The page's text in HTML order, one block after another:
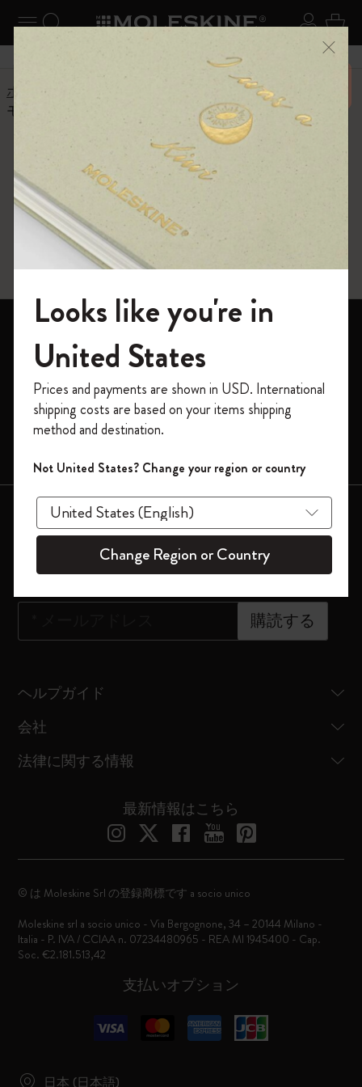
ナビゲーションの切替 ログ
検索 (キーワードなど) カ
6,500円以上のご購入で送料無料 メニ
ーを閉じる
ホーム
モレスキンのマニフェスト
モレスキンのマニ
フェスト
ダイアリー
モレスキンスマート
限定版
会員登録はこちら
ニュースレター登録
購読する
ヘルプガイド
会社
法律に関する情報
最新情報はこちら
日本 (日本語)
支払いオプション
© は Moleskine Srl の登録商標です a socio unico
Moleskine srl a socio unico - Via Bergognone, 34 – 20144 Milano -
Italia - P. IVA / CCIAA n. 07234480965 - REA MI 1945400 - Cap.
Soc. €2.181.513,42
モレスキンの世界へようこそ
「WELCOME10」を入力すると、初回注
文が10%オフ＋送料無料になります。セ
ール・アウトレット品は適用外。
Moleskineアカウントを作成して限定オフ
ァーや会員特典、さらに多くのインスピ
レーションを手に入れましょう。
今すぐ会員登録 !
Looks like you're in
United States
Prices and payments are shown in USD. International
shipping costs are based on your items shipping
method and destination.
Not United States? Change your region or country
Change Region or Country